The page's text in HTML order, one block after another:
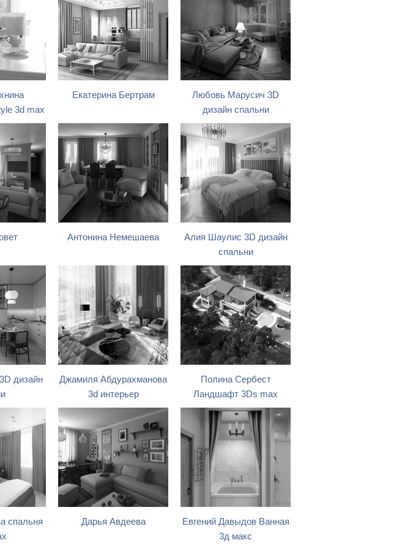
3d max
Екатерина Бертрам
Любовь Марусич 3D
дизайн спальни
Антонина Немешаева
Алия Шаулис 3D дизайн
спальни
дизайн
Джамиля Абдурахманова
3d интерьер
Полина Сербест
Ландшафт 3Ds max
спальня
Дарья Авдеева
Евгений Давыдов Ванная
3д макс